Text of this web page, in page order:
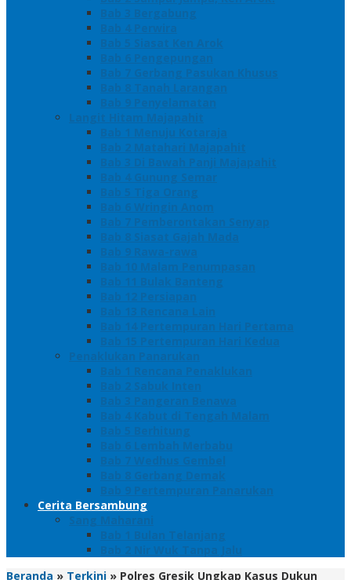
Bab 3 Bergabung
Bab 4 Perwira
Bab 5 Siasat Ken Arok
Bab 6 Pengepungan
Bab 7 Gerbang Pasukan Khusus
Bab 8 Tanah Larangan
Bab 9 Penyelamatan
Langit Hitam Majapahit
Bab 1 Menuju Kotaraja
Bab 2 Matahari Majapahit
Bab 3 Di Bawah Panji Majapahit
Bab 4 Gunung Semar
Bab 5 Tiga Orang
Bab 6 Wringin Anom
Bab 7 Pemberontakan Senyap
Bab 8 Siasat Gajah Mada
Bab 9 Rawa-rawa
Bab 10 Malam Penumpasan
Bab 11 Bulak Banteng
Bab 12 Persiapan
Bab 13 Rencana Lain
Bab 14 Pertempuran Hari Pertama
Bab 15 Pertempuran Hari Kedua
Penaklukan Panarukan
Bab 1 Rencana Penaklukan
Bab 2 Sabuk Inten
Bab 3 Pangeran Benawa
Bab 4 Kabut di Tengah Malam
Bab 5 Berhitung
Bab 6 Lembah Merbabu
Bab 7 Wedhus Gembel
Bab 8 Gerbang Demak
Bab 9 Pertempuran Panarukan
Cerita Bersambung
Sang Maharani
Bab 1 Bulan Telanjang
Bab 2 Nir Wuk Tanpa Jalu
Beranda » Terkini » Polres Gresik Ungkap Kasus Dukun